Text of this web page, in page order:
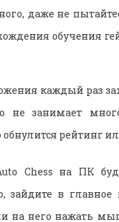
даже не
обучения
каждый раз
не занимает
рейтинг
Chess на ПК
зайдите в
на него нажать